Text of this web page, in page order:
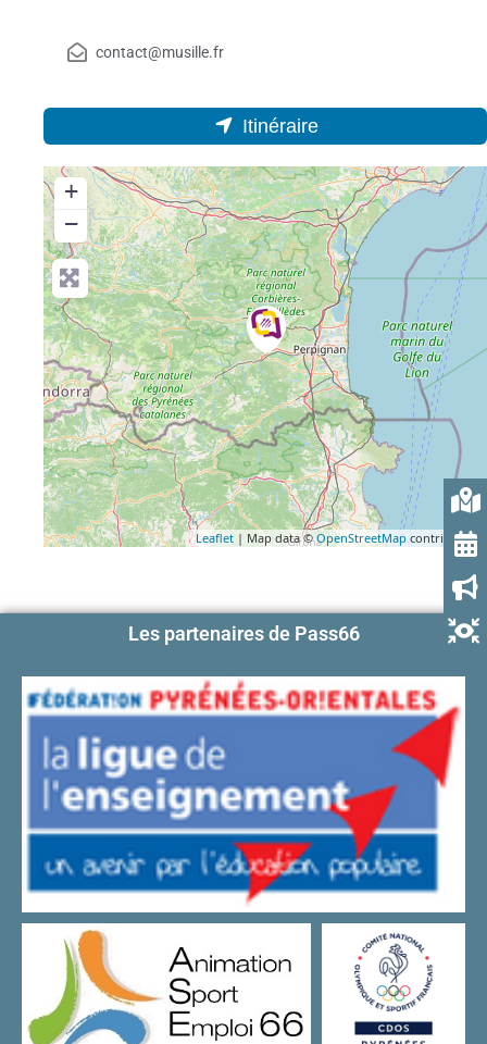
contact@musille.fr
Itinéraire
+
−
Leaflet | Map data ©OpenStreetMap contributors
Les partenaires de Pass66